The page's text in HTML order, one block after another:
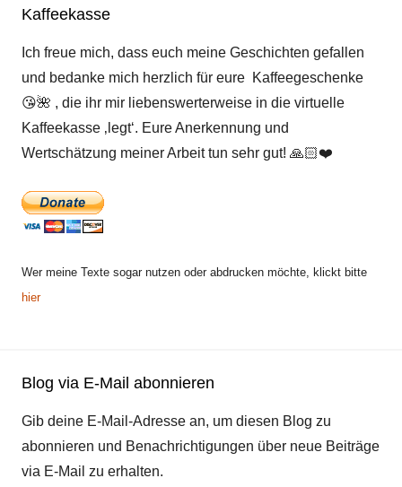
Kaffeekasse
Ich freue mich, dass euch meine Geschichten gefallen
und bedanke mich herzlich für eure Kaffeegeschenke
😘🌺 , die ihr mir liebenswerterweise in die virtuelle
Kaffeekasse ‚legt‘. Eure Anerkennung und
Wertschätzung meiner Arbeit tun sehr gut! 🙏🏻❤️
Wer meine Texte sogar nutzen oder abdrucken möchte, klickt bitte
hier
Blog via E-Mail abonnieren
Gib deine E-Mail-Adresse an, um diesen Blog zu
abonnieren und Benachrichtigungen über neue Beiträge
via E-Mail zu erhalten.